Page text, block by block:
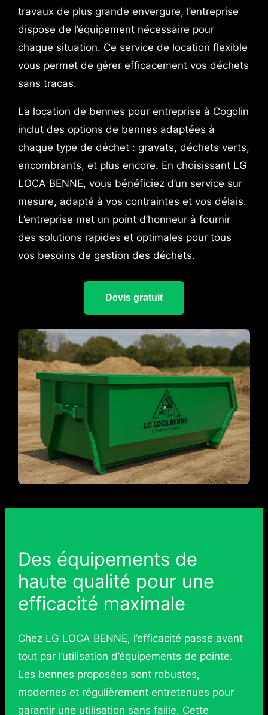
travaux de plus grande envergure, l’entreprise
dispose de l’équipement nécessaire pour
chaque situation. Ce service de location flexible
vous permet de gérer efficacement vos déchets
sans tracas.
La location de bennes pour entreprise à Cogolin
inclut des options de bennes adaptées à
chaque type de déchet : gravats, déchets verts,
encombrants, et plus encore. En choisissant LG
LOCA BENNE, vous bénéficiez d’un service sur
mesure, adapté à vos contraintes et vos délais.
L’entreprise met un point d’honneur à fournir
des solutions rapides et optimales pour tous
vos besoins de gestion des déchets.
Devis gratuit
Des équipements de
haute qualité pour une
efficacité maximale
Chez LG LOCA BENNE, l’efficacité passe avant
tout par l’utilisation d’équipements de pointe.
Les bennes proposées sont robustes,
modernes et régulièrement entretenues pour
garantir une utilisation sans faille. Cette